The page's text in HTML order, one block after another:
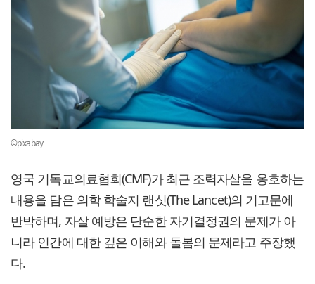
©pixabay
영국 기독교의료협회(CMF)가 최근 조력자살을 옹호하는
내용을 담은 의학 학술지 랜싯(The Lancet)의 기고문에
반박하며, 자살 예방은 단순한 자기결정권의 문제가 아
니라 인간에 대한 깊은 이해와 돌봄의 문제라고 주장했
다.